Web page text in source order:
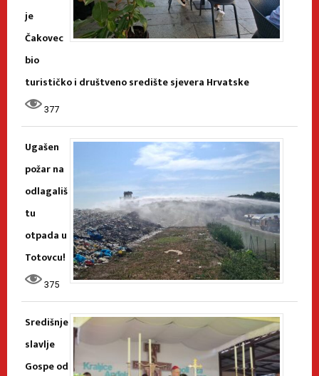
je
Čakovec
bio
turističko i društveno središte sjevera Hrvatske
377
Ugašen
požar na
odlagališ
tu
otpada u
Totovcu!
375
Središnje
slavlje
Gospe od